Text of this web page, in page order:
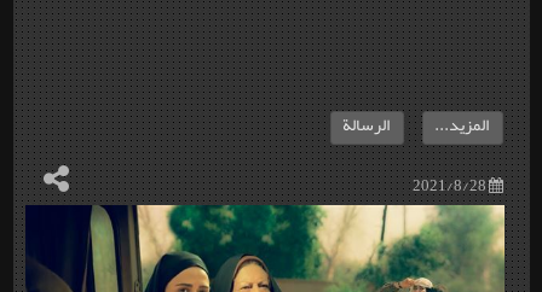
2021/8/28
المزيد... الرسالة